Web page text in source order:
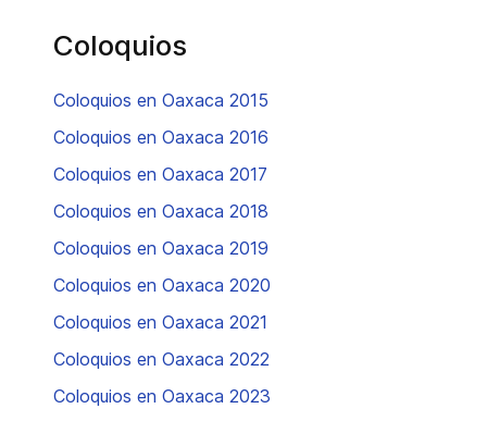
Coloquios
Coloquios en Oaxaca 2015
Coloquios en Oaxaca 2016
Coloquios en Oaxaca 2017
Coloquios en Oaxaca 2018
Coloquios en Oaxaca 2019
Coloquios en Oaxaca 2020
Coloquios en Oaxaca 2021
Coloquios en Oaxaca 2022
Coloquios en Oaxaca 2023